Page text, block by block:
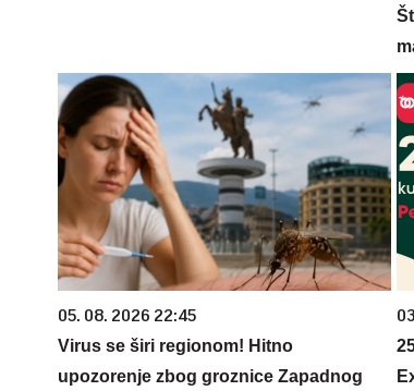
05. 08. 2026 22:45
Virus se širi regionom! Hitno
upozorenje zbog groznice Zapadnog